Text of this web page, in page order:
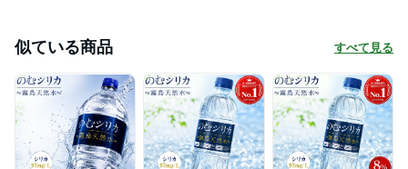
似ている商品 すべて見る